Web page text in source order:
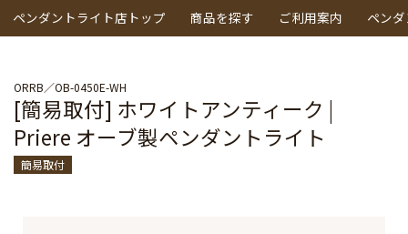
ペンダントライト店トップ 商品を探す ご利用案内 ペン
ORRB OB-0450E-WH
[簡易取付] ホワイトアンティーク |
Priere オーブ製ペンダントライト
簡易取付